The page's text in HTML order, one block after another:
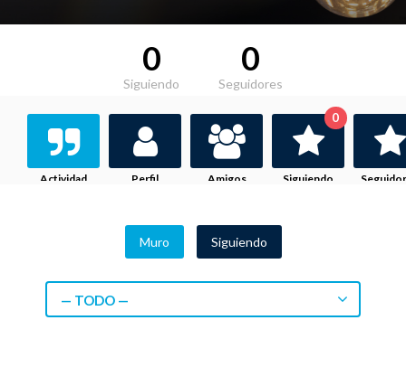
0
Siguiendo
0
Seguidores
Actividad Perfil Amigos Siguiendo
0
Muro Siguiendo
— TODO —